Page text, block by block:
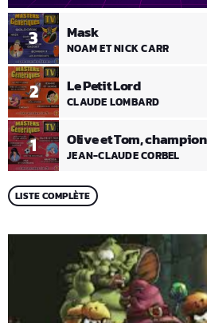
1 Olive et Tom,
JEAN-CLAUDE CORBEL
2 Le Petit Lord
CLAUDE LOMBARD
3 Mask
NOAM ET NICK CARR
LISTE COMPLÈTE